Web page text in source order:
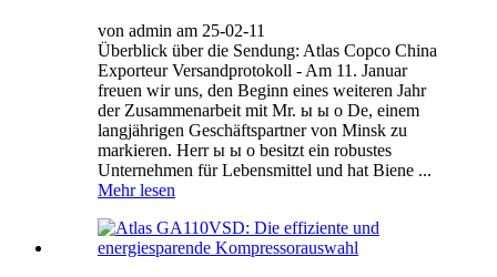
von admin am 25-02-11
Überblick über die Sendung: Atlas Copco China
Exporteur Versandprotokoll - Am 11. Januar
freuen wir uns, den Beginn eines weiteren Jahr
der Zusammenarbeit mit Mr. ы ы о De, einem
langjährigen Geschäftspartner von Minsk zu
markieren. Herr ы ы о besitzt ein robustes
Unternehmen für Lebensmittel und hat Biene ...
Mehr lesen